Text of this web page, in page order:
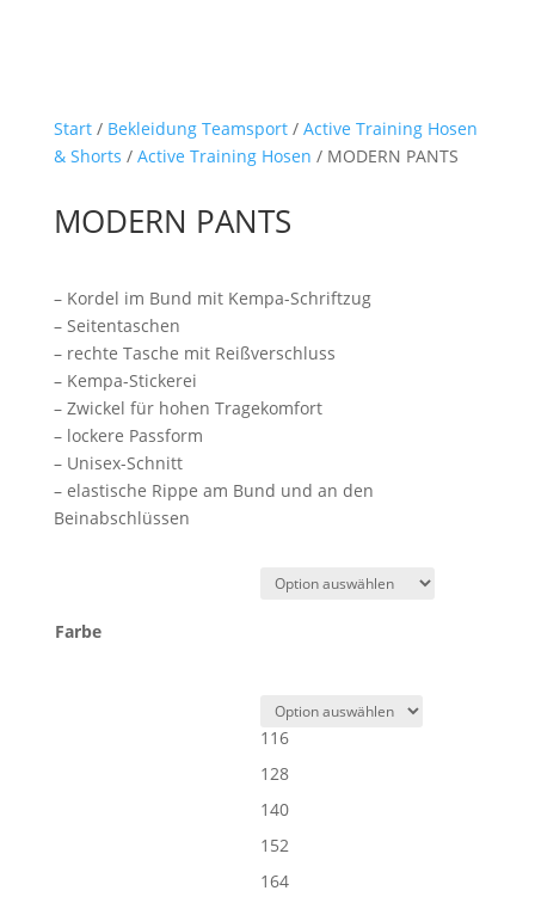
Start/ Bekleidung Teamsport/ Active Training Hosen
& Shorts / Active Training Hosen / MODERN PANTS
MODERN PANTS
– Kordel im Bund mit Kempa-Schriftzug
– Seitentaschen
– rechte Tasche mit Reißverschluss
– Kempa-Stickerei
– Zwickel für hohen Tragekomfort
– lockere Passform
– Unisex-Schnitt
– elastische Rippe am Bund und an den
Beinabschlüssen
Farbe
116
128
140
152
164